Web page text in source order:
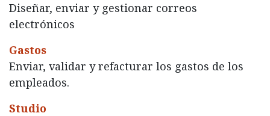
Diseñar, enviar y gestionar correos
electrónicos
Gastos
Enviar, validar y refacturar los gastos de los
empleados.
Studio